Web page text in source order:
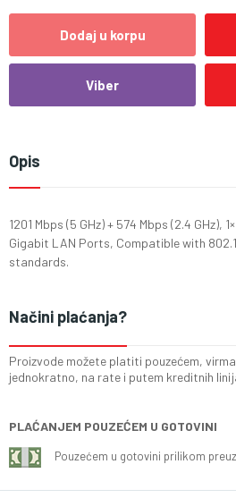
Dodaj u korpu
Viber
Opis
1201 Mbps (5 GHz) + 574 Mbps (2.4 GHz),
Gigabit LAN Ports, Compatible with
standards.
Načini plaćanja?
Proizvode možete platiti pouzećem,
jednokratno, na rate i putem kreditnih
PLAĆANJEM POUZEĆEM U GOTOVINI
Pouzećem u gotovini prilikom